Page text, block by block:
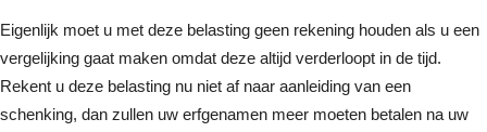
Eigenlijk moet u met deze belasting geen rekening houden als u een
vergelijking gaat maken omdat deze altijd verderloopt in de tijd.
Rekent u deze belasting nu niet af naar aanleiding van een
schenking, dan zullen uw erfgenamen meer moeten betalen na uw